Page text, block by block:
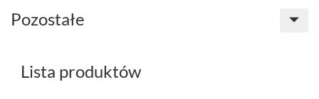
Pozostałe
Lista produktów